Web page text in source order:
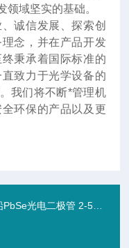
领域坚实的基础。
诚信发展、探索创
念，并在产品开发
秉承着国际标准的
致力于光学设备的
我们将不断*管理机
环保的产品以及更
光电二极管 2-5um